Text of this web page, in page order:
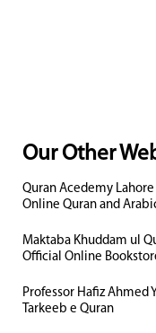
Our Other
Quran Acedemy Lahore
Online Quran and
Maktaba Khuddam ul
Official Online
Professor Hafiz Ahmed
Tarkeeb e Quran